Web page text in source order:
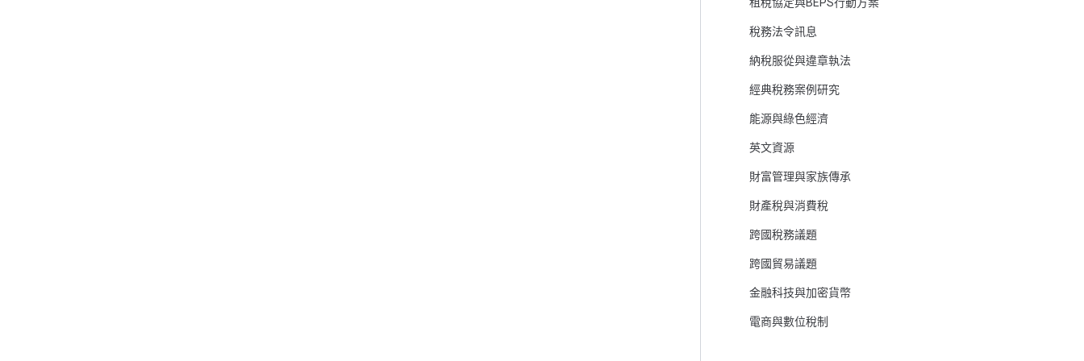
稅務法令訊息
納稅服從與違章執法
經典稅務案例研究
能源與綠色經濟
英文資源
財富管理與家族傳承
財產稅與消費稅
跨國稅務議題
跨國貿易議題
金融科技與加密貨幣
電商與數位稅制